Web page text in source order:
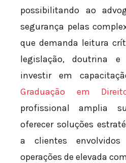
possibilitando ao
segurança pelas
que demanda leitura
legislação, doutrina e
investir em
Graduação em
profissional amplia
oferecer soluções
a clientes
operações de elevada